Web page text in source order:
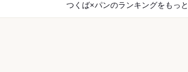
つくば×パンのランキングをもっ